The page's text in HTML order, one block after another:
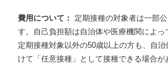
費用について：
定期接種の対象者は一部
す。自己負担額は自治体や医療機関によっ
定期接種対象以外の50歳以上の方も、自
けて「任意接種」として接種できる場合が